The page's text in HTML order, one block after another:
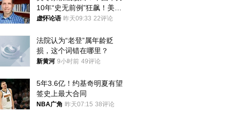
10年“史无前例”狂飙！美军
真慌了
虚怀论语 昨天09:33 22评论
法院认为“老登”属年龄贬
损，这个词错在哪里？
新黄河 9小时前 49评论
5年3.6亿！约基奇明夏有望
签史上最大合同
NBA广角 昨天07:15 38评论